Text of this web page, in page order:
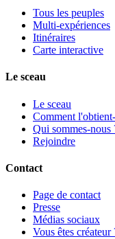
Tous les peuples
Multi-expériences
Itinéraires
Carte interactive
Le sceau
Le sceau
Comment
Qui sommes-nous
Rejoindre
Contact
Page de contact
Presse
Médias sociaux
Vous êtes